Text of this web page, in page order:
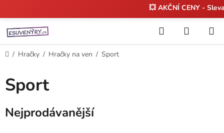
na
obsah
💥 AKČNÍ CENY -
Hledat
KOŠÍK
Domů
/ Hračky / Hračky na ven / Sport
Sport
Nejprodávanější